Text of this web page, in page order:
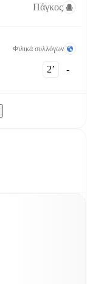
Πάγκος
Φιλικά συλλόγων
2‎’‎ -